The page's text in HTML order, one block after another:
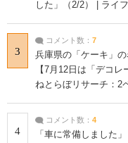
した」（2/2） | ライ
3
コメント数： 7
兵庫県の「ケーキ」
【7月12日は「デコ
ねとらぼリサーチ：2
4
コメント数： 4
「車に常備しました